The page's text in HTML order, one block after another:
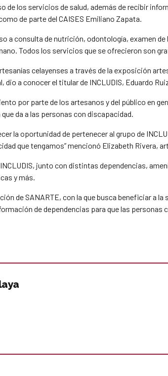
de los servicios de salud, además de recibir
de parte del CAISES Emiliano Zapata.
a consulta de nutrición, odontología, examen
Todos los servicios que se ofrecieron son
celayenses a través de la exposición
a conocer el titular de INCLUDIS, Eduardo
por parte de los artesanos y del público en
da a las personas con discapacidad.
la oportunidad de pertenecer al grupo de
que tengamos” mencionó Elizabeth Rivera,
junto con distintas dependencias,
y más.
de SANARTE, con la que busca beneficiar
de dependencias para que las personas